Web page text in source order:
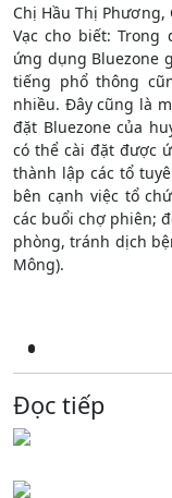
Chị Hầu Thị
Vạc cho biết:
ứng dụng Bluezone
tiếng phổ thông
nhiều. Đây cũng là
đặt Bluezone của
có thể cài đặt được
thành lập các tổ
bên cạnh việc tổ
các buổi chợ phiên;
phòng, tránh dịch
Mông).
Đọc tiếp